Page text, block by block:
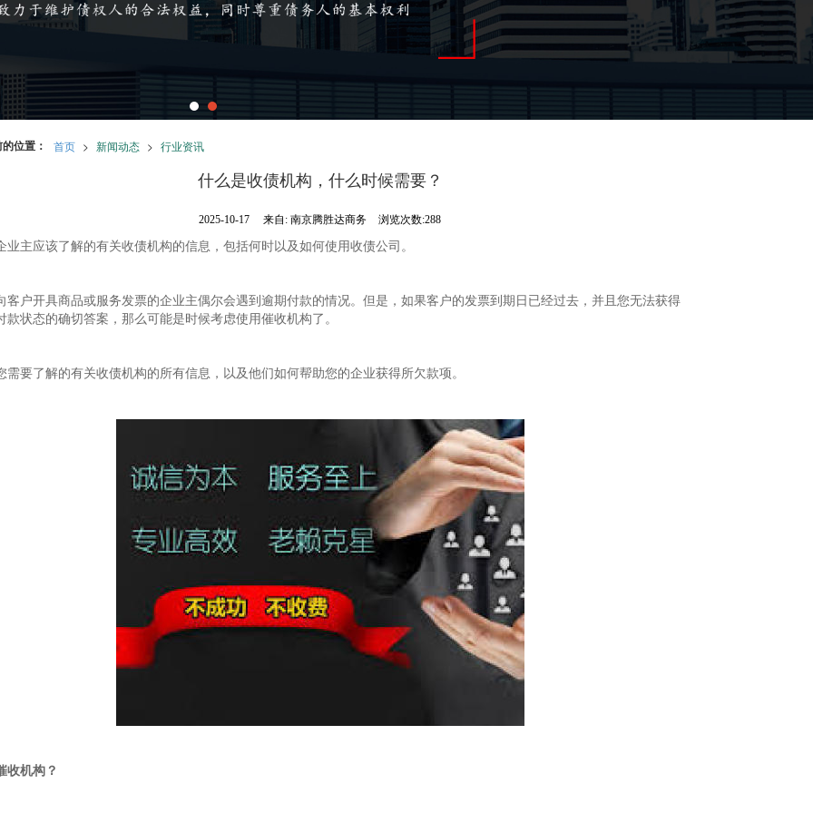
位置： 首页 > 新闻动态 > 行业资讯
什么是收债机构，什么时候需要？
2025-10-17 来自:南京腾胜达商务 浏览次数:288
业主应该了解的有关收债机构的信息，包括何时以及如何使用收债公司。
客户开具商品或服务发票的企业主偶尔会遇到逾期付款的情况。但是，如果客户的发票到期日已经过去，并且您无法获得
款状态的确切答案，那么可能是时候考虑使用催收机构了。
需要了解的有关收债机构的所有信息，以及他们如何帮助您的企业获得所欠款项。
收机构？